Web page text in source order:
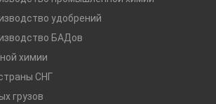
удобрений
БАДов
химии
СНГ
грузов